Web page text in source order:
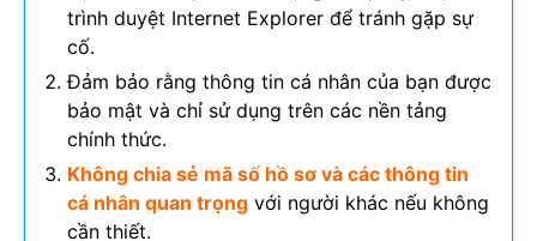
trình duyệt Internet Explorer để tránh gặp sự
cố.
Đảm bảo rằng thông tin cá nhân của bạn được
bảo mật và chỉ sử dụng trên các nền tảng
chính thức.
Không chia sẻ mã số hồ sơ và các thông tin
cá nhân quan trọng với người khác nếu không
cần thiết.